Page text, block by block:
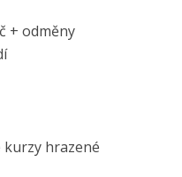
+ odměny
kurzy hrazené